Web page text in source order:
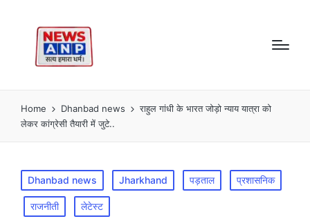
Home Dhanbad news
राहुल गांधी के भारत जोड़ो न्याय यात्रा को
लेकर कांग्रेसी तैयारी में जुटे..
Posted
in
Dhanbad news Jharkhand पड़ताल प्रशासनिक
राजनीती लेटेस्ट